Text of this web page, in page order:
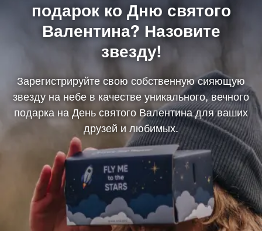
подарок ко Дню святого
Валентина? Назовите
звезду!
Зарегистрируйте свою собственную сияющую
звезду на небе в качестве уникального, вечного
подарка на День святого Валентина для ваших
друзей и любимых.